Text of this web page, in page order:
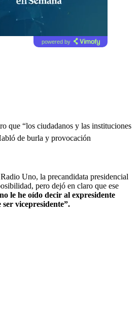
powered by
que “los ciudadanos y las instituciones
de burla y provocación
Uno, la precandidata presidencial
pero dejó en claro que ese
le he oído decir al expresidente
vicepresidente”.